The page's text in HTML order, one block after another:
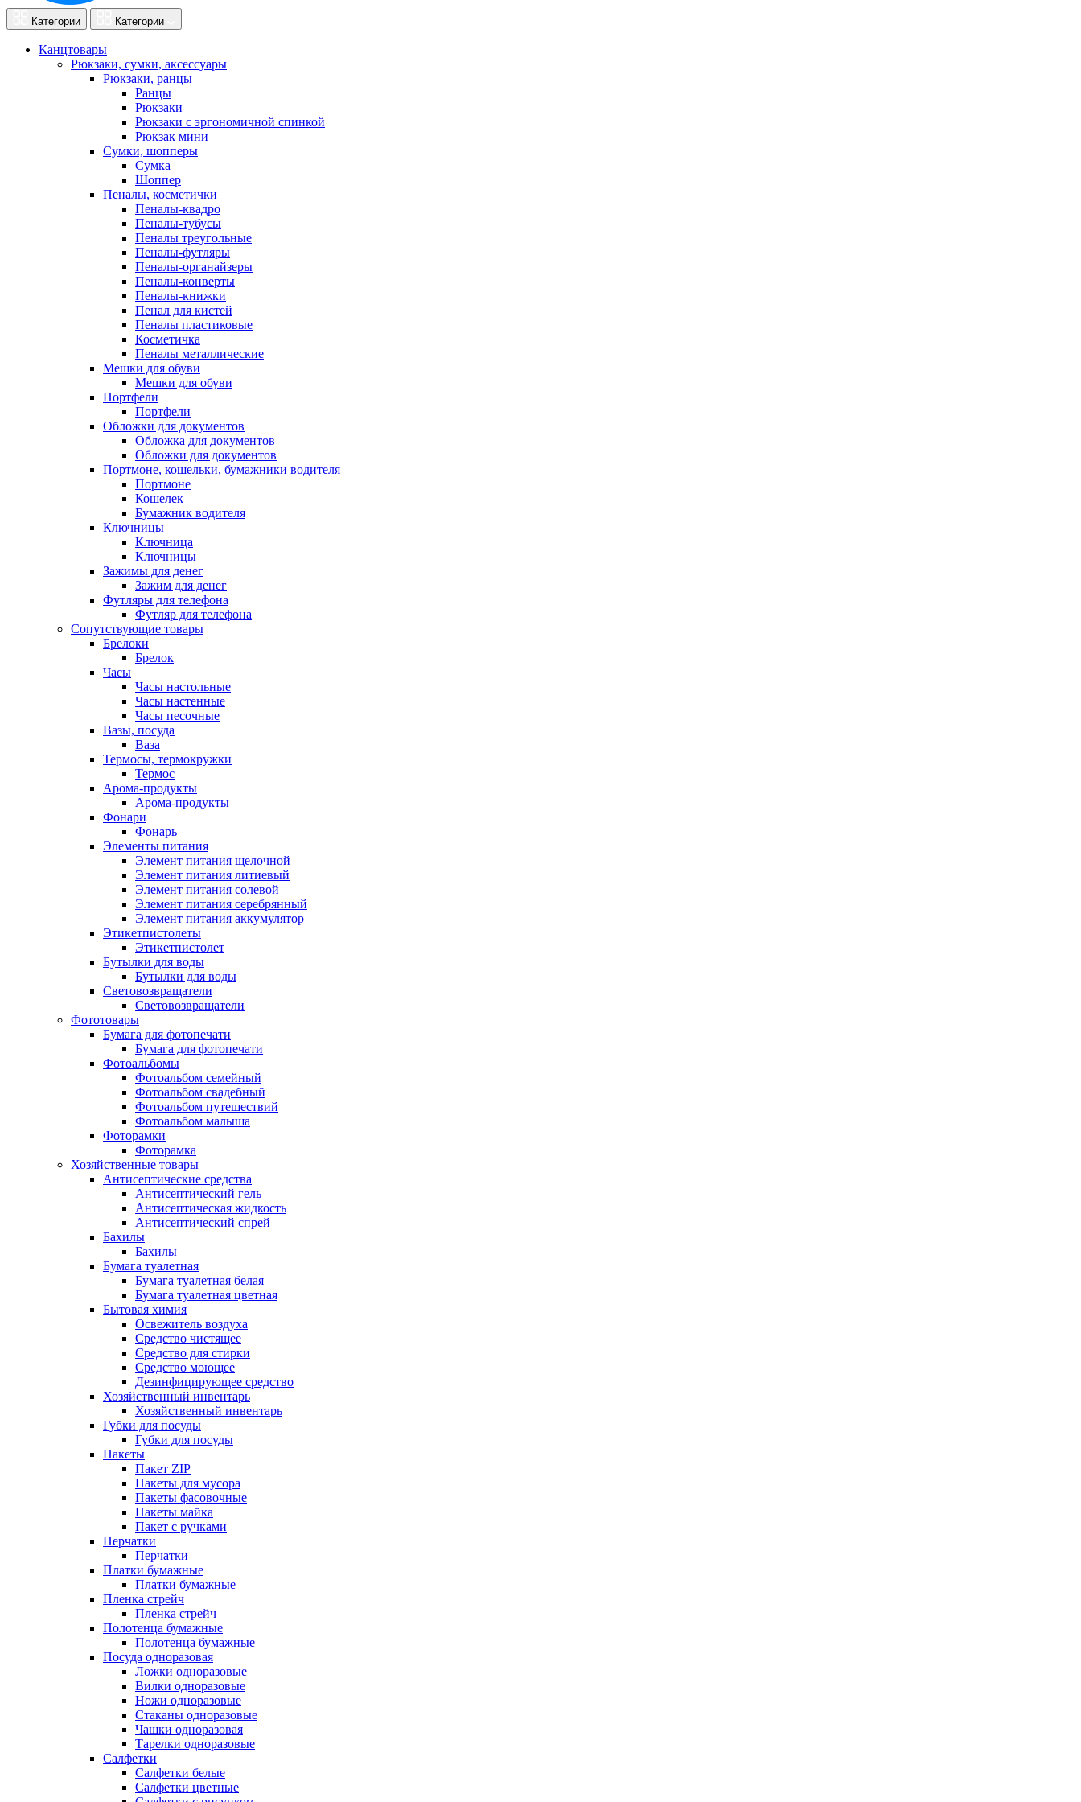
Категории Категории
Канцтовары
Рюкзаки, сумки, аксессуары
Рюкзаки, ранцы
Ранцы
Рюкзаки
Рюкзаки с эргономичной спинкой
Рюкзак мини
Сумки, шопперы
Сумка
Шоппер
Пеналы, косметички
Пеналы-квадро
Пеналы-тубусы
Пеналы треугольные
Пеналы-футляры
Пеналы-органайзеры
Пеналы-конверты
Пеналы-книжки
Пенал для кистей
Пеналы пластиковые
Косметичка
Пеналы металлические
Мешки для обуви
Мешки для обуви
Портфели
Портфели
Обложки для документов
Обложка для документов
Обложки для документов
Портмоне, кошельки, бумажники водителя
Портмоне
Кошелек
Бумажник водителя
Ключницы
Ключница
Ключницы
Зажимы для денег
Зажим для денег
Футляры для телефона
Футляр для телефона
Сопутствующие товары
Брелоки
Брелок
Часы
Часы настольные
Часы настенные
Часы песочные
Вазы, посуда
Ваза
Термосы, термокружки
Термос
Арома-продукты
Арома-продукты
Фонари
Фонарь
Элементы питания
Элемент питания щелочной
Элемент питания литиевый
Элемент питания солевой
Элемент питания серебрянный
Элемент питания аккумулятор
Этикетпистолеты
Этикетпистолет
Бутылки для воды
Бутылки для воды
Световозвращатели
Световозвращатели
Фототовары
Бумага для фотопечати
Бумага для фотопечати
Фотоальбомы
Фотоальбом семейный
Фотоальбом свадебный
Фотоальбом путешествий
Фотоальбом малыша
Фоторамки
Фоторамка
Хозяйственные товары
Антисептические средства
Антисептический гель
Антисептическая жидкость
Антисептический спрей
Бахилы
Бахилы
Бумага туалетная
Бумага туалетная белая
Бумага туалетная цветная
Бытовая химия
Освежитель воздуха
Средство чистящее
Средство для стирки
Средство моющее
Дезинфицирующее средство
Хозяйственный инвентарь
Хозяйственный инвентарь
Губки для посуды
Губки для посуды
Пакеты
Пакет ZIP
Пакеты для мусора
Пакеты фасовочные
Пакеты майка
Пакет с ручками
Перчатки
Перчатки
Платки бумажные
Платки бумажные
Пленка стрейч
Пленка стрейч
Полотенца бумажные
Полотенца бумажные
Посуда одноразовая
Ложки одноразовые
Вилки одноразовые
Ножи одноразовые
Стаканы одноразовые
Чашки одноразовая
Тарелки одноразовые
Салфетки
Салфетки белые
Салфетки цветные